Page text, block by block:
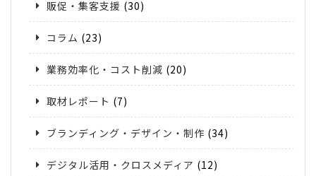
販促・集客支援 (30)
コラム (23)
業務効率化・コスト削減 (20)
取材レポート (7)
ブランディング・デザイン・制作 (34)
デジタル活用・クロスメディア (12)